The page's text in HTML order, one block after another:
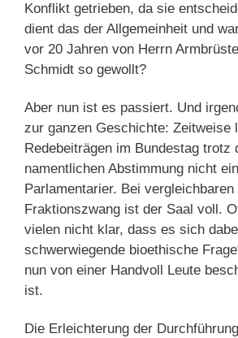
Konflikt getrieben, da sie
dient das der Allgemeinheit und
vor 20 Jahren von Herrn
Schmidt so gewollt?
Aber nun ist es passiert. Und
zur ganzen Geschichte: Zeitweise
Redebeiträgen im Bundestag trotz
namentlichen Abstimmung nicht
Parlamentarier. Bei
Fraktionszwang ist der Saal voll.
vielen nicht klar, dass es sich
schwerwiegende bioethische
nun von einer Handvoll Leute
ist.
Die Erleichterung der